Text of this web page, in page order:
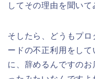
してその理由を聞いて
そしたら、どうもプ
ードの不正利用をし
に、辞めるんですの